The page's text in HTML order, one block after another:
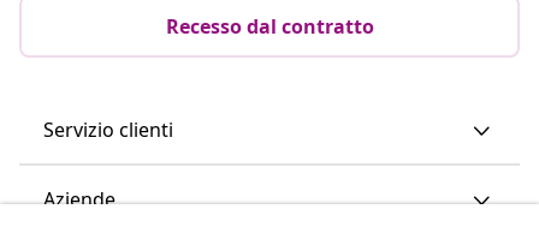
Recesso dal contratto
Servizio clienti
Aziende